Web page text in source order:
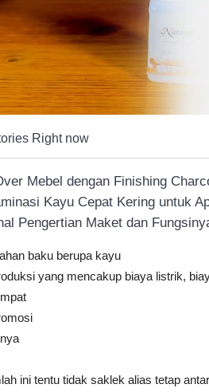
Right now
Mebel dengan Finishing
Kayu Cepat Kering untuk
Pengertian Maket dan
baku berupa kayu
yang mencakup biaya listrik,
ini tentu tidak saklek alias tetap